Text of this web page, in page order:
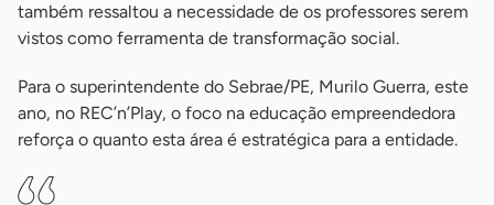
também ressaltou a necessidade de os professores serem
vistos como ferramenta de transformação social.
Para o superintendente do Sebrae/PE, Murilo Guerra, este
ano, no REC’n’Play, o foco na educação empreendedora
reforça o quanto esta área é estratégica para a entidade.